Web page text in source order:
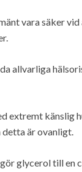
vara säker vid
allvarliga
extremt känslig
är ovanligt.
glycerol till en